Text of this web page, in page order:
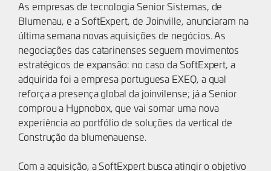
As empresas de tecnologia Senior Sistemas, de
Blumenau, e a SoftExpert, de Joinville, anunciaram na
última semana novas aquisições de negócios. As
negociações das catarinenses seguem movimentos
estratégicos de expansão: no caso da SoftExpert, a
adquirida foi a empresa portuguesa EXEQ, a qual
reforça a presença global da joinvilense; já a Senior
comprou a Hypnobox, que vai somar uma nova
experiência ao portfólio de soluções da vertical de
Construção da blumenauense.
Com a aquisição, a SoftExpert busca atingir o objetivo